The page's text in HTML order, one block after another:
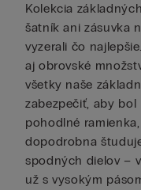
Kolekcia
šatník ani zásuvka
vyzerali čo
aj obrovské
všetky naše
zabezpečiť, aby
pohodlné
dopodrobna
spodných dielov –
už s vysokým